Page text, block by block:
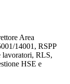
Area
14001, RSPP
lavoratori, RLS,
HSE e